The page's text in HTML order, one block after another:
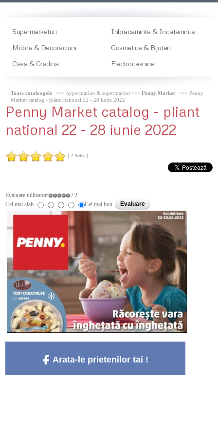
Supermarketuri
Inbracaminte & Incataminte
Mobila & Decoraciuni
Cosmetice & Bijuterii
Casa & Gradina
Electrocasnice
Toate cataloagele >>> hypermarket & supermarket >>>Penny Market
>>> Penny
Market catalog - pliant national 22 - 28 iunie 2022
Penny Market catalog - pliant
national 22 - 28 iunie 2022
( 2 Votes )
Evaluare utilizator:
/ 2
Cel mai slab
Cel mai bun
Arata-le prietenilor tai !